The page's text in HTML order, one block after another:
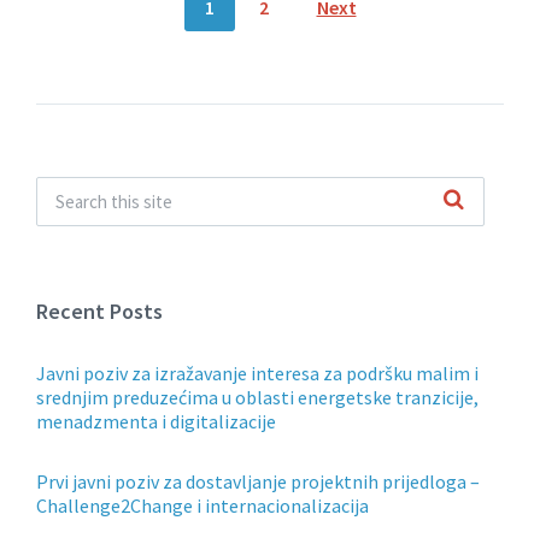
1 2 Next
Recent Posts
Javni poziv za izražavanje interesa za podršku malim i
srednjim preduzećima u oblasti energetske tranzicije,
menadzmenta i digitalizacije
Prvi javni poziv za dostavljanje projektnih prijedloga –
Challenge2Change i internacionalizacija